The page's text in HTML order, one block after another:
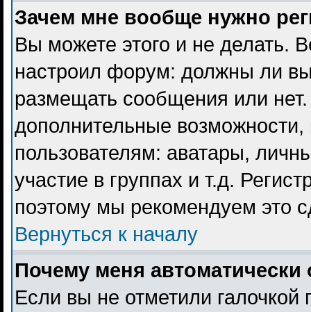
Зачем мне вообще нужно
Вы можете этого и не делать.
настроил форум: должны ли вы
размещать сообщения или
дополнительные
пользователям: аватары,
участие в группах и т.д.
поэтому мы рекомендуем это
Вернуться к началу
Почему меня автоматически
Если вы не отметили галочкой